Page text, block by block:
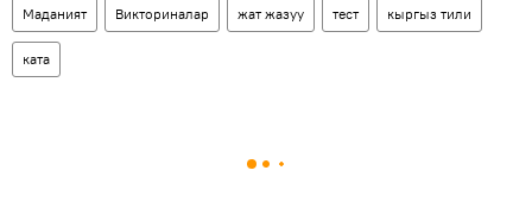
Маданият Викториналар жат жазуу тест кыргыз тили
ката